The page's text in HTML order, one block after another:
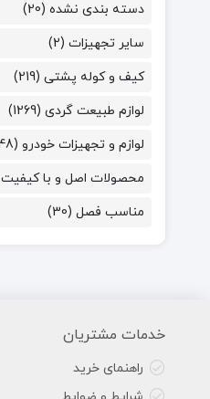
دسته بندی نشده (20)
سایر تجهیزات (2)
کیف و کوله پشتی (219)
لوازم طبیعت گردی (1269)
لوازم و تجهیزات خودرو (48)
محصولات اصل و با کیفیت
مناسب فصل (30)
خدمات مشتریان
راهنمای خرید